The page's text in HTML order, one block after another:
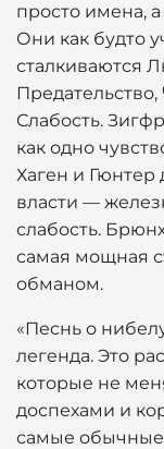
просто имена,
Они как будто
сталкиваются
Слабость.
как одно
Хаген и
власти —
слабость.
самая мощная
обманом.
«Песнь о
легенда. Это
которые не
доспехами и
самые обычные